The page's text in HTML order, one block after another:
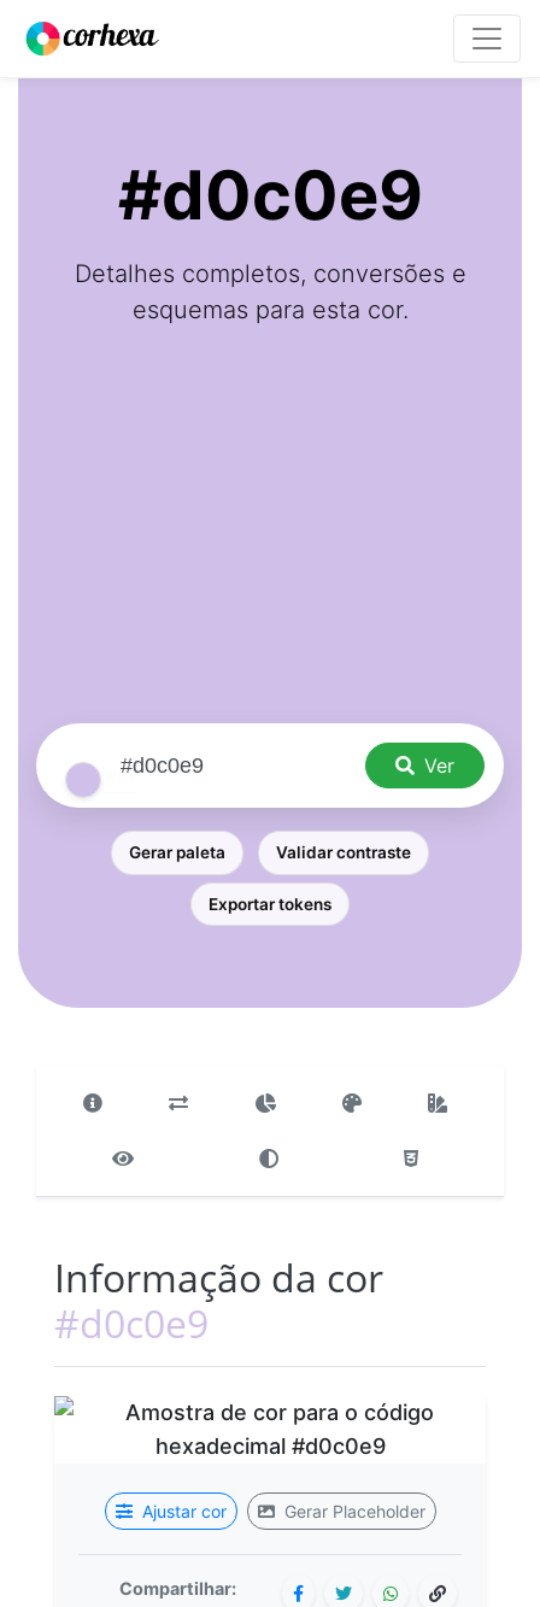
#d0c0e9
Detalhes completos, conversões e
esquemas para esta cor.
Ver
Gerar paleta Validar contraste
Exportar tokens
Informação da cor
#d0c0e9
Ajustar cor Gerar Placeholder
Compartilhar: